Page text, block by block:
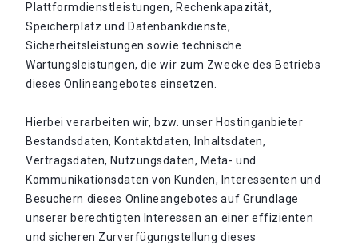
Plattformdienstleistungen, Rechenkapazität,
Speicherplatz und Datenbankdienste,
Sicherheitsleistungen sowie technische
Wartungsleistungen, die wir zum Zwecke des Betriebs
dieses Onlineangebotes einsetzen.
Hierbei verarbeiten wir, bzw. unser Hostinganbieter
Bestandsdaten, Kontaktdaten, Inhaltsdaten,
Vertragsdaten, Nutzungsdaten, Meta- und
Kommunikationsdaten von Kunden, Interessenten und
Besuchern dieses Onlineangebotes auf Grundlage
unserer berechtigten Interessen an einer effizienten
und sicheren Zurverfügungstellung dieses